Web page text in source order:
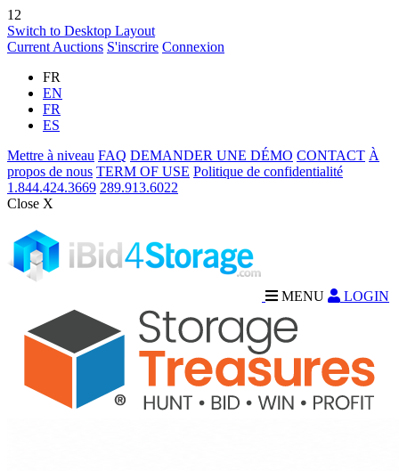
12
Switch to Desktop Layout
Current Auctions S'inscrire Connexion
FR
EN
FR
ES
Mettre à niveau FAQ DEMANDER UNE DÉMO CONTACT À
propos de nous TERM OF USE Politique de confidentialité
1.844.424.3669 289.913.6022
Close X
MENU LOGIN